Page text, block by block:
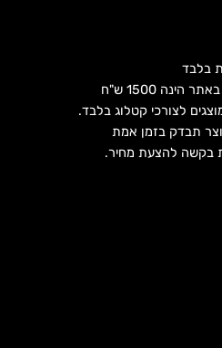
בלבד
הינה 1500 ש"ח
לצורכי קטלוג בלבד.
תבדק בזמן אמת
בקשה להצעת מחיר.